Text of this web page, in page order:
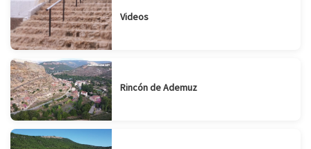
Videos
Rincón de Ademuz